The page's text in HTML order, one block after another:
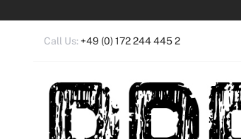
Call Us: +49 (0) 172 244 445 2